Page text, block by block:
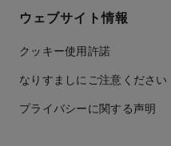
ウェブサイト情報
クッキー使用許諾
なりすましにご注意ください
プライバシーに関する声明